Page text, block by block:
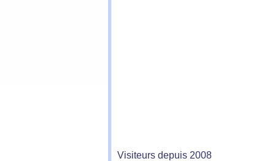
Visiteurs depuis 2008